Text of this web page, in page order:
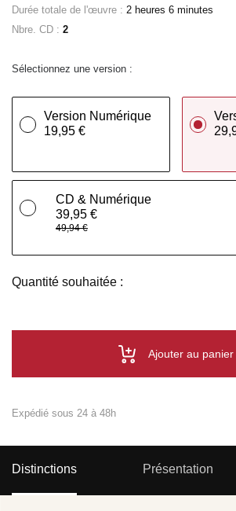
Durée totale de l'œuvre : 2 heures 6 minutes
Nbre. CD : 2
Sélectionnez une version :
Version Numérique
19,95 €
CD & Numérique
39,95 €
49,94 €
Quantité souhaitée :
Ajouter au panier
Expédié sous 24 à 48h
Distinctions Présentation